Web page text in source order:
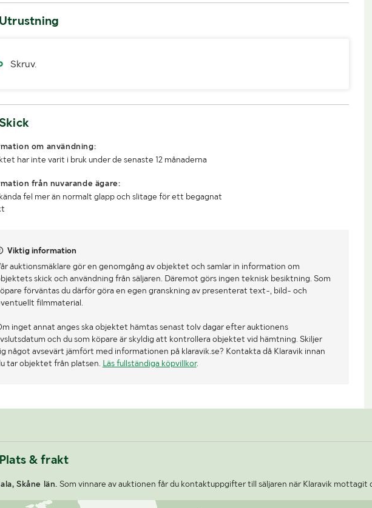
Utrustning
Skruv.
om användning:
har inte varit i bruk under de senaste 12 månaderna
från nuvarande ägare:
fel mer än normalt glapp och slitage för ett begagnat
Viktig information
auktionsmäklare gör en genomgång av objektet och samlar in information om
skick och användning från säljaren. Däremot görs ingen teknisk besiktning. Som
förväntas du därför göra en egen granskning av presenterat text-, bild- och
filmmaterial.
inget annat anges ska objektet hämtas senast tolv dagar efter auktionens
och du som köpare är skyldig att kontrollera objektet vid hämtning. Skiljer
något avsevärt jämfört med informationen på klaravik.se? Kontakta då Klaravik innan
tar objektet från platsen. Läs fullständiga köpvillkor.
Plats & frakt
Skåne län. Som vinnare av auktionen får du kontaktuppgifter till säljaren när Klaravik mottagit